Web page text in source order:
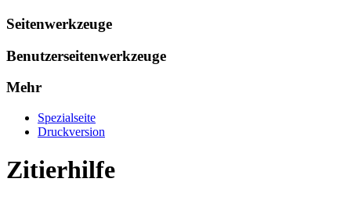
Seitenwerkzeuge
Benutzerseitenwerkzeuge
Mehr
Spezialseite
Druckversion
Zitierhilfe